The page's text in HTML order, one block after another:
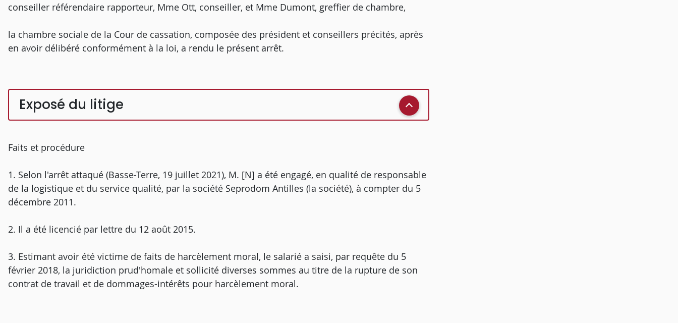
conseiller référendaire rapporteur, Mme Ott, conseiller, et Mme Dumont, greffier de chambre,
la chambre sociale de la Cour de cassation, composée des président et conseillers précités, après
en avoir délibéré conformément à la loi, a rendu le présent arrêt.
Exposé du litige
Faits et procédure
1. Selon l'arrêt attaqué (Basse-Terre, 19 juillet 2021), M. [N] a été engagé, en qualité de responsable
de la logistique et du service qualité, par la société Seprodom Antilles (la société), à compter du 5
décembre 2011.
2. Il a été licencié par lettre du 12 août 2015.
3. Estimant avoir été victime de faits de harcèlement moral, le salarié a saisi, par requête du 5
février 2018, la juridiction prud'homale et sollicité diverses sommes au titre de la rupture de son
contrat de travail et de dommages-intérêts pour harcèlement moral.